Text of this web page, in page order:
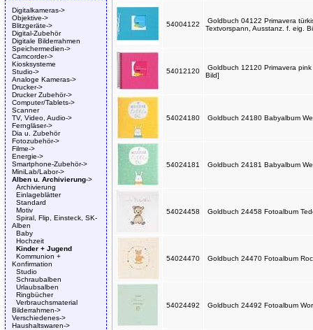
Digitalkameras->
Objektive->
Blitzgeräte->
Digital-Zubehör
Digitale Bilderrahmen
Speichermedien->
Camcorder->
Kiosksysteme
Studio->
Analoge Kameras->
Drucker->
Drucker Zubehör->
Computer/Tablets->
Scanner
TV, Video, Audio->
Ferngläser->
Dia u. Zubehör
Fotozubehör->
Filme->
Energie->
Smartphone-Zubehör->
MiniLab/Labor->
Alben u. Archivierung->
Archivierung
Einlageblätter
Standard
Motiv
Spiral, Flip, Einsteck, SK-
Alben
Baby
Hochzeit
Kinder + Jugend
Kommunion +
Konfirmation
Studio
Schraubalben
Urlaubsalben
Ringbücher
Verbrauchsmaterial
Bilderrahmen->
Verschiedenes->
Haushaltswaren->
54004122
Goldbuch 04122 Primavera
Textvorspann, Ausstanz. f. eig.
54012120
Goldbuch 12120 Primavera
Bild]
54024180 Goldbuch 24180 Babyalbum
54024181 Goldbuch 24181 Babyalbum
54024458 Goldbuch 24458 Fotoalbum
54024470 Goldbuch 24470 Fotoalbum
54024492 Goldbuch 24492 Fotoalbum